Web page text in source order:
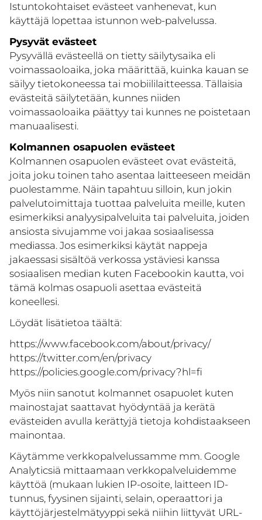
Istuntokohtaiset evästeet vanhenevat, kun
käyttäjä lopettaa istunnon web-palvelussa.
Pysyvät evästeet
Pysyvällä evästeellä on tietty säilytysaika eli
voimassaoloaika, joka määrittää, kuinka kauan se
säilyy tietokoneessa tai mobiililaitteessa. Tällaisia
evästeitä säilytetään, kunnes niiden
voimassaoloaika päättyy tai kunnes ne poistetaan
manuaalisesti.
Kolmannen osapuolen evästeet
Kolmannen osapuolen evästeet ovat evästeitä,
joita joku toinen taho asentaa laitteeseen meidän
puolestamme. Näin tapahtuu silloin, kun jokin
palvelutoimittaja tuottaa palveluita meille, kuten
esimerkiksi analyysipalveluita tai palveluita, joiden
ansiosta sivujamme voi jakaa sosiaalisessa
mediassa. Jos esimerkiksi käytät nappeja
jakaessasi sisältöä verkossa ystäviesi kanssa
sosiaalisen median kuten Facebookin kautta, voi
tämä kolmas osapuoli asettaa evästeitä
koneellesi.
Löydät lisätietoa täältä:
https://www.facebook.com/about/privacy/
https://twitter.com/en/privacy
https://policies.google.com/privacy?hl=fi
Myös niin sanotut kolmannet osapuolet kuten
mainostajat saattavat hyödyntää ja kerätä
evästeiden avulla kerättyjä tietoja kohdistaakseen
mainontaa.
Käytämme verkkopalvelussamme mm. Google
Analyticsiä mittaamaan verkkopalveluidemme
käyttöä (mukaan lukien IP-osoite, laitteen ID-
tunnus, fyysinen sijainti, selain, operaattori ja
käyttöjärjestelmätyyppi sekä niihin liittyvät URL-